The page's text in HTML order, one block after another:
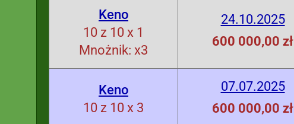
Keno
10 z 10 x 1
Mnożnik: x3
24.10.2025
600 000,00 zł
Keno
10 z 10 x 3
07.07.2025
600 000,00 zł